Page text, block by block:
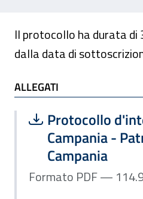
Il protocollo ha durata di
dalla data di
ALLEGATI
ALLEGATI
Scarica file:
Protocollo
Campania -
Campania
Formato PDF —
Formato PDF —